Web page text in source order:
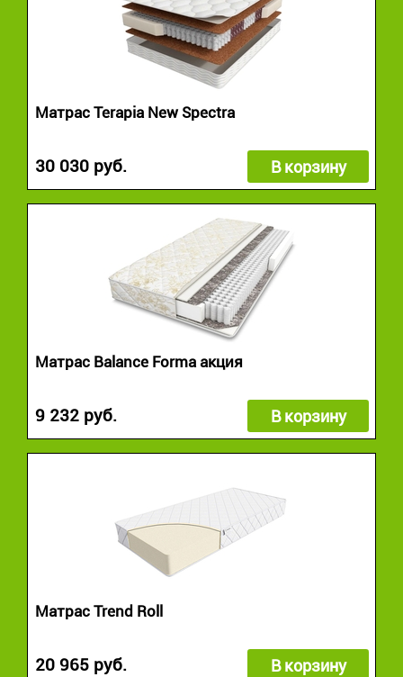
Матрас Terapia New Spectra
30 030 руб. В корзину
Матрас Balance Forma акция
9 232 руб. В корзину
Матрас Trend Roll
20 965 руб. В корзину